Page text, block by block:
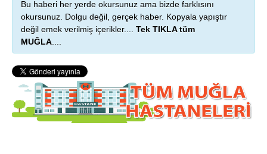
Bu haberi her yerde okursunuz ama bizde farklısını
okursunuz. Dolgu değil, gerçek haber. Kopyala yapıştır
değil emek verilmiş içerikler.... Tek TIKLA tüm
MUĞLA